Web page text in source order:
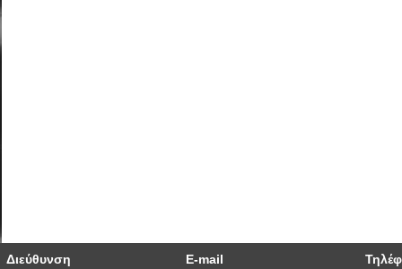
Διεύθυνση E-mail